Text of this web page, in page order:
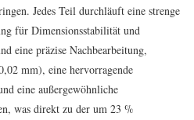
Jedes Teil durchläuft eine strenge
für Dimensionsstabilität und
eine präzise Nachbearbeitung,
mm), eine hervorragende
eine außergewöhnliche
was direkt zu der um 23 %